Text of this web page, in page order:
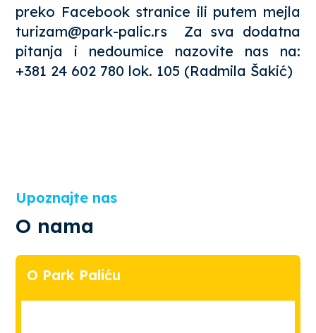
preko Facebook stranice ili putem mejla
turizam@park-palic.rs Za sva dodatna
pitanja i nedoumice nazovite nas na:
+381 24 602 780 lok. 105 (Radmila Šakić)
Upoznajte nas
O nama
O Park Paliću